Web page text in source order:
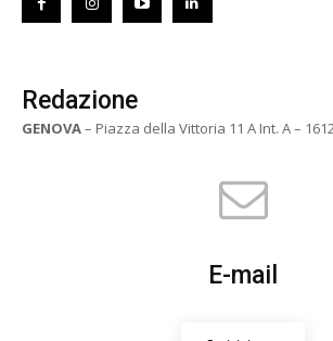
Redazione
GENOVA– Piazza della Vittoria 11 A Int. A –
E-mail